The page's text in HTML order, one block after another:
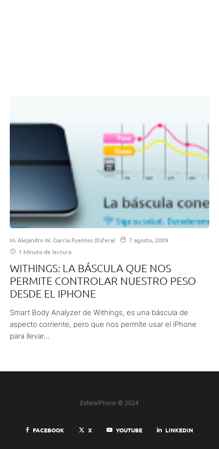
M. Alejandro W. García Fuentes (Esfera)
7 agosto, 2009
1 Minuto de lectura
WITHINGS: LA BÁSCULA QUE NOS
PERMITE CONTROLAR NUESTRO PESO
DESDE EL IPHONE
Smart Body Analyzer de Withings, es una báscula de
aspecto corriente, pero que nos permite usar el iPhone
para llevar...
EsferaiPhone © 2024
FACEBOOK X YOUTUBE LINKEDIN